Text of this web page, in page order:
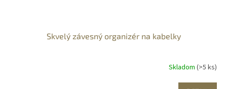
Skvelý závesný organizér na kabelky
Skladom (>5 ks)